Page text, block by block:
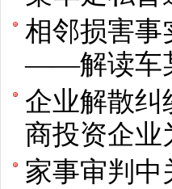
相邻损害事
——解读车
企业解散
商投资企业
家事审判中